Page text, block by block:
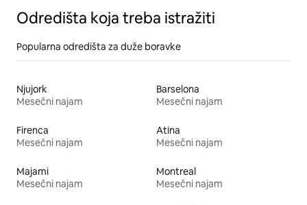
Odredišta koja treba istražiti
Popularna odredišta za duže boravke
Njujork
Mesečni najam
Barselona
Mesečni najam
Firenca
Mesečni najam
Atina
Mesečni najam
Majami
Mesečni najam
Montreal
Mesečni najam